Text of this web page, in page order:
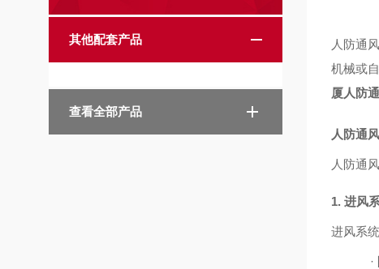
其他配套产品
查看全部产品
人防通
机械或
厦人防
人防通
人防通
1. 进风
进风系
·